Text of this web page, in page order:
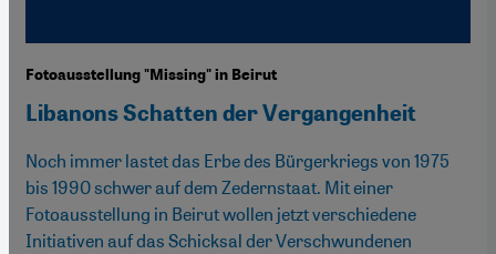
Fotoausstellung "Missing" in Beirut
Libanons Schatten der Vergangenheit
Noch immer lastet das Erbe des Bürgerkriegs von 1975
bis 1990 schwer auf dem Zedernstaat. Mit einer
Fotoausstellung in Beirut wollen jetzt verschiedene
Initiativen auf das Schicksal der Verschwundenen